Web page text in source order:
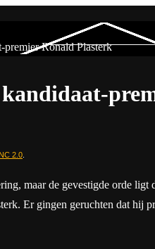
Ronald Plasterk
2.0
maar de gevestigde orde
Er gingen geruchten dat hij